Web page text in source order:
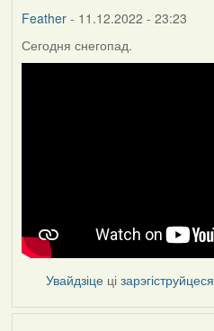
Feather- 11.12.2022 - 23:23
Сегодня снегопад.
Увайдзіце цізарэгіструйцеся